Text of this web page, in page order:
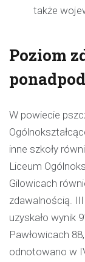
także
Poziom
W powiecie
inne szkoły
Liceum
Gilowicach
zdawalnością.
uzyskało wynik
Pawłowicach
odnotowano w